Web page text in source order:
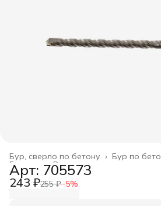
Бур по
Бур, сверло по бетону ›
Расходные материалы
Главная ›
Арт: 705573
243 ₽255 ₽−5%